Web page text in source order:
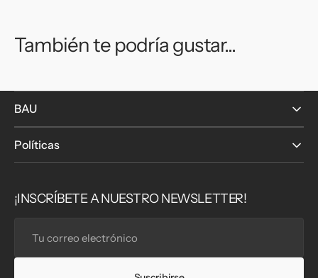
También te podría gustar...
BAU
Políticas
¡INSCRÍBETE A NUESTRO NEWSLETTER!
correo
electrónico